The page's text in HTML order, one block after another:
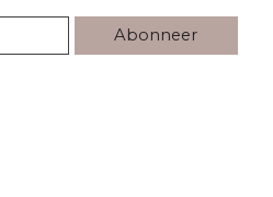
Abonneer